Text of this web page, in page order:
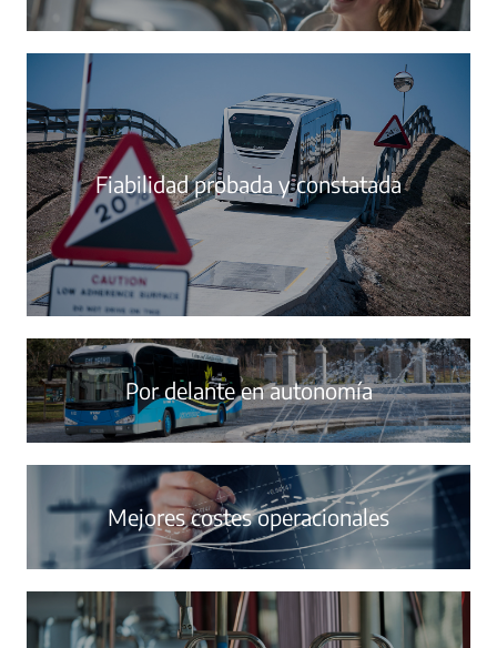
Fiabilidad probada y constatada
Por delante en autonomía
Mejores costes operacionales